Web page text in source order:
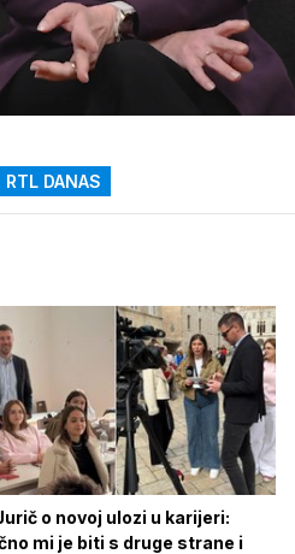
RTL DANAS
o novoj ulozi u karijeri:
mi je biti s druge strane i